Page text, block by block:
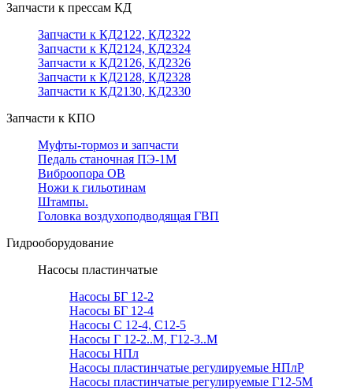
Запчасти к прессам КД
Запчасти к КД2122, КД2322
Запчасти к КД2124, КД2324
Запчасти к КД2126, КД2326
Запчасти к КД2128, КД2328
Запчасти к КД2130, КД2330
Запчасти к КПО
Муфты-тормоз и запчасти
Педаль станочная ПЭ-1М
Виброопора ОВ
Ножи к гильотинам
Штампы.
Головка воздухоподводящая ГВП
Гидрооборудование
Насосы пластинчатые
Насосы БГ 12-2
Насосы БГ 12-4
Насосы С 12-4, С12-5
Насосы Г 12-2..М, Г12-3..М
Насосы НПл
Насосы пластинчатые регулируемые НПлР
Насосы пластинчатые регулируемые Г12-5М